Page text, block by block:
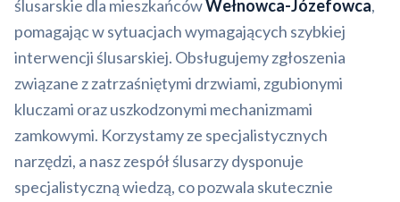
ślusarskie dla mieszkańcówWełnowca-Józefowca,
pomagając w sytuacjach wymagających szybkiej
interwencji ślusarskiej. Obsługujemy zgłoszenia
związane z zatrzaśniętymi drzwiami, zgubionymi
kluczami oraz uszkodzonymi mechanizmami
zamkowymi. Korzystamy ze specjalistycznych
narzędzi, a nasz zespół ślusarzy dysponuje
specjalistyczną wiedzą, co pozwala skutecznie